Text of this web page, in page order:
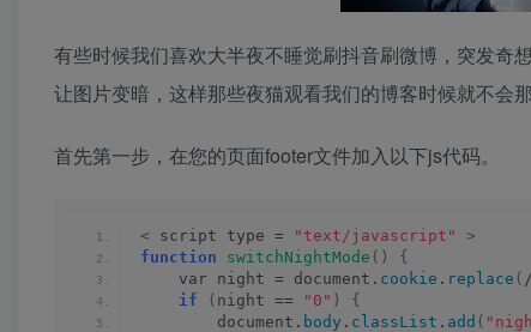
有些时候我们喜欢大半夜不睡觉刷抖音刷微博，突发奇
让图片变暗，这样那些夜猫观看我们的博客时候就不会
首先第一步，在您的页面footer文件加入以下js代码。
< script type = "text/javascript"
>
function
switchNightMode ()
{
    var night = document.
cookie . replace ( /
if
( night == "0" )
{
        document.
body . classList . add (